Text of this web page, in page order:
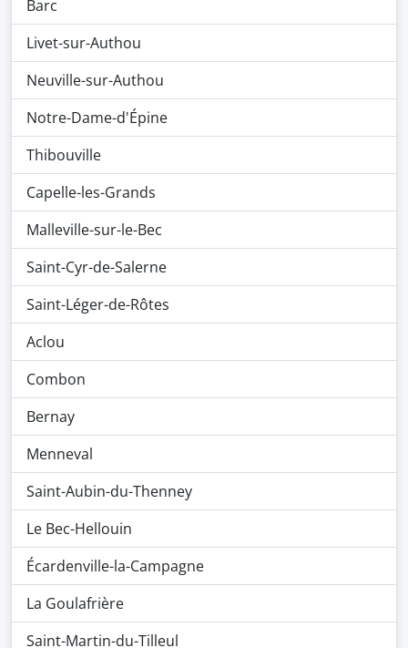
Barc
Livet-sur-Authou
Neuville-sur-Authou
Notre-Dame-d'Épine
Thibouville
Capelle-les-Grands
Malleville-sur-le-Bec
Saint-Cyr-de-Salerne
Saint-Léger-de-Rôtes
Aclou
Combon
Bernay
Menneval
Saint-Aubin-du-Thenney
Le Bec-Hellouin
Écardenville-la-Campagne
La Goulafrière
Saint-Martin-du-Tilleul